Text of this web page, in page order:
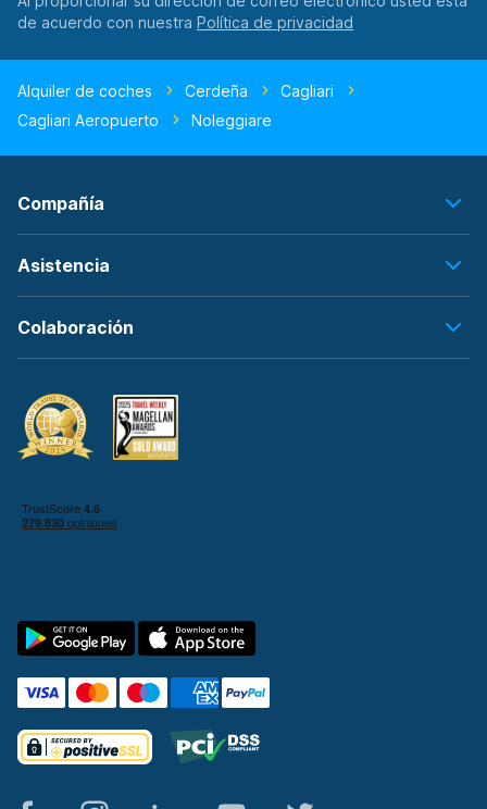
de acuerdo con nuestra
Alquiler de coches Cerdeña
Cagliari
Cagliari Aeropuerto
Noleggiare
Compañía
Asistencia
Colaboración